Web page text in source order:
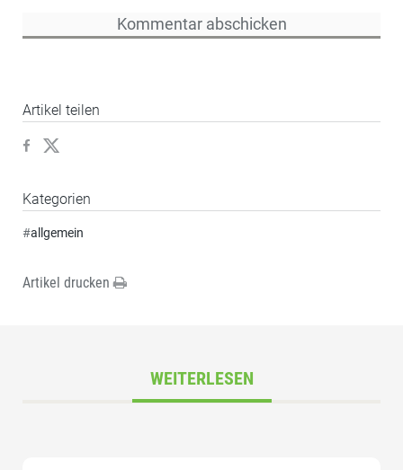
Artikel teilen
Kategorien
#allgemein
Artikel drucken
WEITERLESEN